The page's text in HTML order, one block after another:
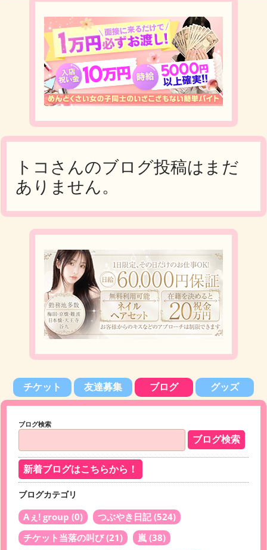
トコさんのブログ投稿はまだ
ありません。
チケット 友達募集 ブログ グッズ
ブログ検索
新着ブログはこちらから！
ブログカテゴリ
Aぇ! group (0) つぶやき日記(524)
チケット当落の叫び(21) 嵐 (38)